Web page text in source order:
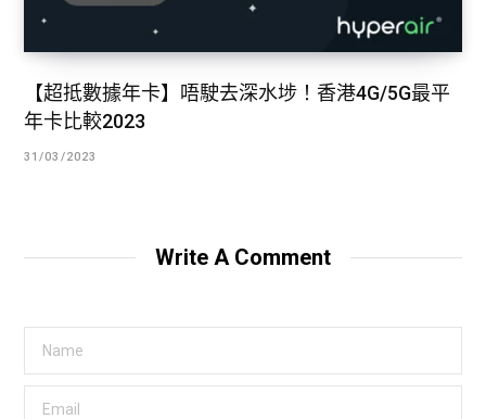
【超抵數據年卡】唔駛去深水埗！香港4G/5G最平
年卡比較2023
31/03/2023
Write A Comment